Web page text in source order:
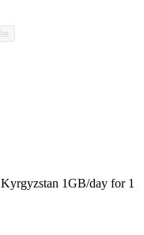
1GB/day for 1